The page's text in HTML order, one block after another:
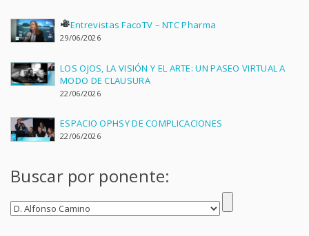
Entrevistas FacoTV – NTC Pharma
29/06/2026
LOS OJOS, LA VISIÓN Y EL ARTE: UN PASEO VIRTUAL A
MODO DE CLAUSURA
22/06/2026
ESPACIO OPHSY DE COMPLICACIONES
22/06/2026
Buscar por ponente: